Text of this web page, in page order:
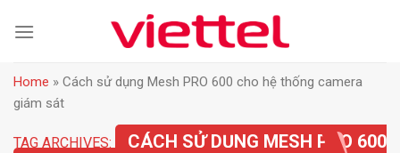
Home » Cách sử dụng Mesh PRO 600 cho hệ thống camera
giám sát
TAG ARCHIVES:
CÁCH SỬ DỤNG MESH PRO 600